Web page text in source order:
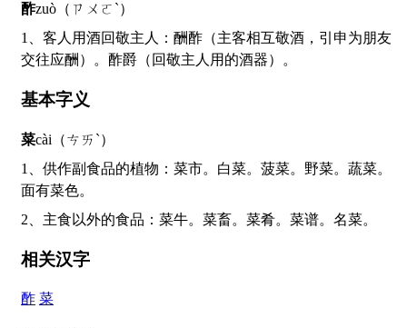
酢zuò（ㄗㄨㄛˋ）
1、客人用酒回敬主人：酬酢（主客相互敬酒，引申为朋友
交往应酬）。酢爵（回敬主人用的酒器）。
基本字义
菜cài（ㄘㄞˋ）
1、供作副食品的植物：菜市。白菜。菠菜。野菜。蔬菜。
面有菜色。
2、主食以外的食品：菜牛。菜畜。菜肴。菜谱。名菜。
相关汉字
酢 菜